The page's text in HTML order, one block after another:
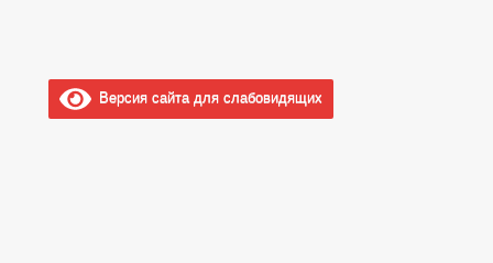
Версия сайта для слабовидящих